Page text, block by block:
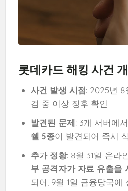
롯데카드 해킹 사건
사건 발생 시점: 2025년 8
검 중 이상 징후 확인
발견된 문제: 3개 서버에서
쉘 5종이 발견되어 즉시
추가 정황: 8월 31일 온라
부 공격자가 자료 유출을
되어, 9월 1일 금융당국에